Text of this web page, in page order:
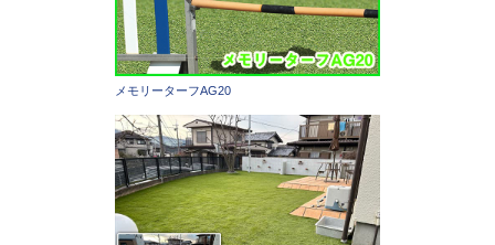
メモリーターフAG20